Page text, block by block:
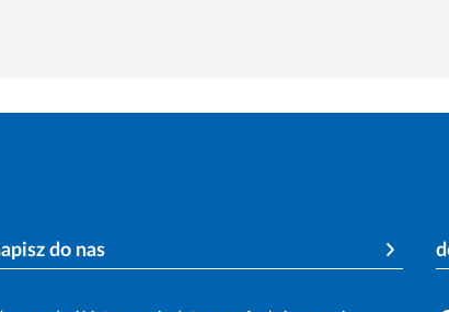
do nas